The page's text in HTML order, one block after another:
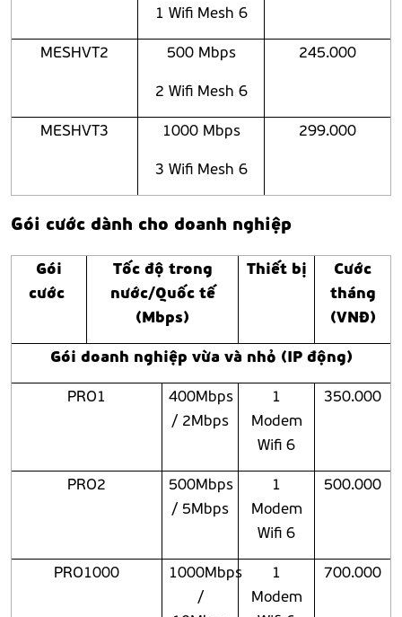
1 Wifi Mesh 6
MESHVT2
500 Mbps
2 Wifi Mesh 6
245.000
MESHVT3
1000 Mbps
3 Wifi Mesh 6
299.000
Gói cước dành cho doanh nghiệp
Gói
cước
Tốc độ trong
nước/Quốc tế
(Mbps)
Thiết bị
Cước
tháng
(VNĐ)
Gói doanh nghiệp vừa và nhỏ (IP động)
PRO1
400Mbps
/ 2Mbps
1
Modem
Wifi 6
350.000
PRO2
500Mbps
/ 5Mbps
1
Modem
Wifi 6
500.000
PRO1000
1000Mbps
/
1
Modem
700.000